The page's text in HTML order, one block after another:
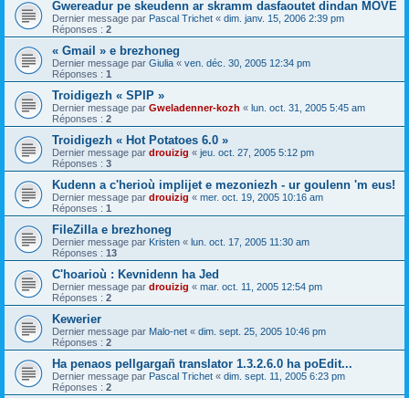
Gwereadur pe skeudenn ar skramm dasfaoutet dindan MOVE
Dernier message par Pascal Trichet « dim. janv. 15, 2006 2:39 pm
Réponses : 2
« Gmail » e brezhoneg
Dernier message par Giulia « ven. déc. 30, 2005 12:34 pm
Réponses : 1
Troidigezh « SPIP »
Dernier message par Gweladenner-kozh « lun. oct. 31, 2005 5:45 am
Réponses : 2
Troidigezh « Hot Potatoes 6.0 »
Dernier message par drouizig « jeu. oct. 27, 2005 5:12 pm
Réponses : 3
Kudenn a c'herioù implijet e mezoniezh - ur goulenn 'm eus!
Dernier message par drouizig « mer. oct. 19, 2005 10:16 am
Réponses : 1
FileZilla e brezhoneg
Dernier message par Kristen « lun. oct. 17, 2005 11:30 am
Réponses : 13
C'hoarioù : Kevnidenn ha Jed
Dernier message par drouizig « mar. oct. 11, 2005 12:54 pm
Réponses : 2
Kewerier
Dernier message par Malo-net « dim. sept. 25, 2005 10:46 pm
Réponses : 2
Ha penaos pellgargañ translator 1.3.2.6.0 ha poEdit...
Dernier message par Pascal Trichet « dim. sept. 11, 2005 6:23 pm
Réponses : 2